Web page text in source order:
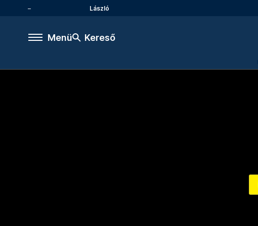
László
Menü Kereső